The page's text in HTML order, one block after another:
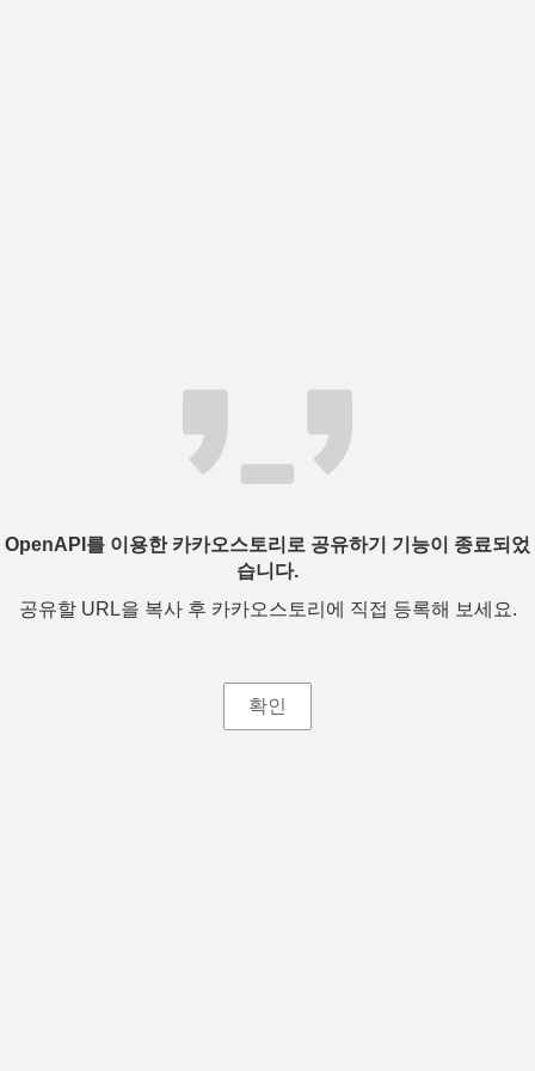
OpenAPI를 이용한 카카오스토리로 공유하기 기능이 종료되었
습니다.
공유할 URL을 복사 후 카카오스토리에 직접 등록해 보세요.
확인